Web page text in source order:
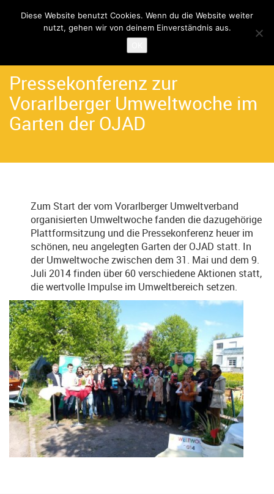
Angebote Let's Go Solar
Pressekonferenz zur
Vorarlberger Umweltwoche im
Garten der OJAD
Zum Start der vom Vorarlberger Umweltverband
organisierten Umweltwoche fanden die dazugehörige
Plattformsitzung und die Pressekonferenz heuer im
schönen, neu angelegten Garten der OJAD statt. In
der Umweltwoche zwischen dem 31. Mai und dem 9.
Juli 2014 finden über 60 verschiedene Aktionen statt,
die wertvolle Impulse im Umweltbereich setzen.
Diese Website benutzt Cookies. Wenn du die Website weiter
nutzt, gehen wir von deinem Einverständnis aus.